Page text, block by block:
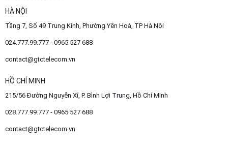
HÀ NỘI
Tầng 7, Số 49 Trung Kính, Phường Yên Hoà, TP Hà Nội
024.777.99.777 - 0965 527 688
contact@gtctelecom.vn
HỒ CHÍ MINH
215/56 Đường Nguyễn Xí, P. Bình Lợi Trung, Hồ Chí Minh
028.777.99.777 - 0965 527 688
contact@gtctelecom.vn